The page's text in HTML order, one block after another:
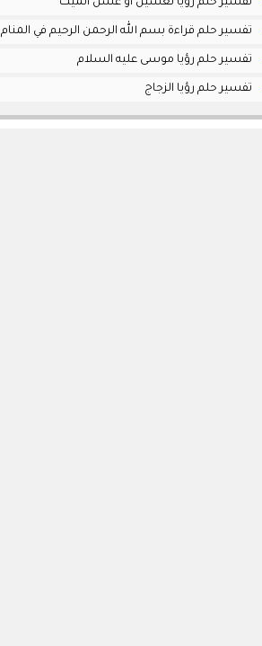
تفسير حلم رؤيا تغسيل او غسل الميت
تفسير حلم قراءة بسم الله الرحمن الرحيم في المنام
تفسير حلم رؤيا موسى عليه السلام
تفسير حلم رؤيا الزجاج